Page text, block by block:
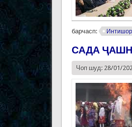
барчасп:
САДА
Чоп шуд: 28/01/